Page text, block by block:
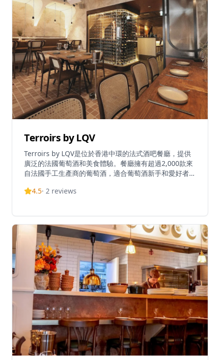
Belon位於充滿活力的蘇豪區，在保持法國根源的同時提
供精緻的現代感。
Terroirs by LQV
Terroirs by LQV是位於香港中環的法式酒吧餐廳，提供
廣泛的法國葡萄酒和美食體驗。餐廳擁有超過2,000款來
自法國手工生產商的葡萄酒，適合葡萄酒新手和愛好者。
區，營造出探索法國風土和工藝的親密氛圍。配合其令人
香港13,662家餐廳中排名第5059位。餐廳由以法國葡萄
酒和美食專業知識聞名的LQV經營。
4.5· 2 reviews